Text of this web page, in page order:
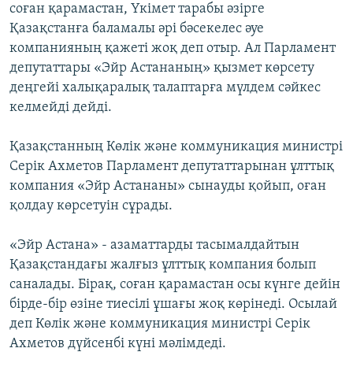
соған қарамастан, Үкімет тарабы әзірге
Қазақстанға баламалы әрі бәсекелес әуе
компанияның қажеті жоқ деп отыр. Ал Парламент
депутаттары «Эйр Астананың» қызмет көрсету
деңгейі халықаралық талаптарға мүлдем сәйкес
келмейді дейді.
Қазақстанның Көлік және коммуникация министрі
Серік Ахметов Парламент депутаттарынан ұлттық
компания «Эйр Астананы» сынауды қойып, оған
қолдау көрсетуін сұрады.
«Эйр Астана» - азаматтарды тасымалдайтын
Қазақстандағы жалғыз ұлттық компания болып
саналады. Бірақ, соған қарамастан осы күнге дейін
бірде-бір өзіне тиесілі ұшағы жоқ көрінеді. Осылай
деп Көлік және коммуникация министрі Серік
Ахметов дүйсенбі күні мәлімдеді.